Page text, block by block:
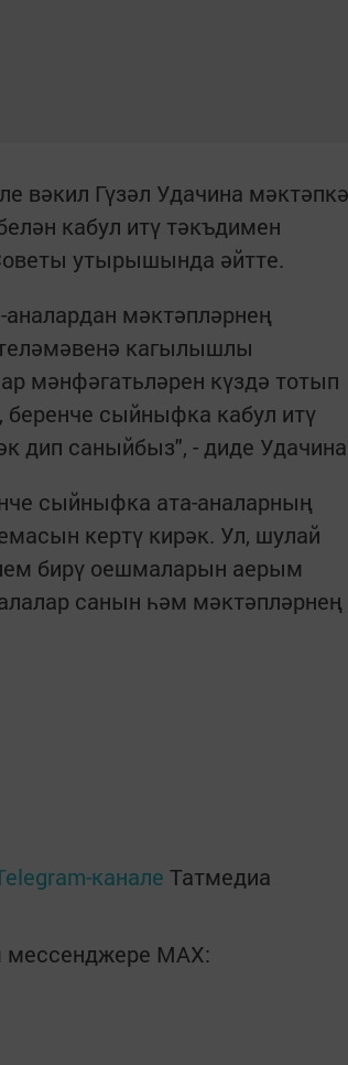
вәкил Гүзәл Удачина мәктәпкә
кабул итү тәкъдимен
утырышында әйтте.
мәктәпләрнең
кагылышлы
мәнфәгатьләрен күздә тотып
сыйныфка кабул итү
дип саныйбыз", - диде
сыйныфка ата-аналарның
кертү кирәк. Ул, шулай
бирү оешмаларын аерым
санын һәм мәктәпләрнең
канале Татмедиа
мессенджере MАХ: